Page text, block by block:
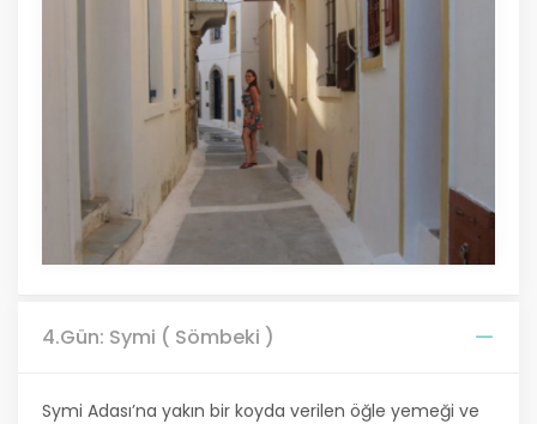
4.Gün: Symi ( Sömbeki )
Symi Adası’na yakın bir koyda verilen öğle yemeği ve